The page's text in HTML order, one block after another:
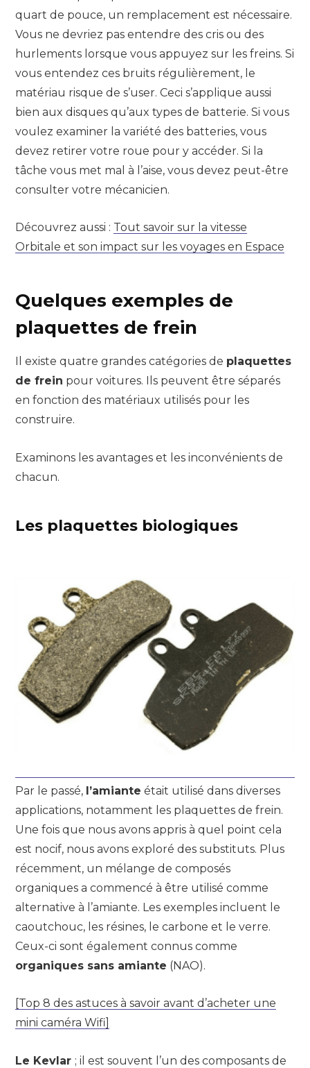
quart de pouce, un remplacement est nécessaire.
Vous ne devriez pas entendre des cris ou des
hurlements lorsque vous appuyez sur les freins. Si
vous entendez ces bruits régulièrement, le
matériau risque de s’user. Ceci s’applique aussi
bien aux disques qu’aux types de batterie. Si vous
voulez examiner la variété des batteries, vous
devez retirer votre roue pour y accéder. Si la
tâche vous met mal à l’aise, vous devez peut-être
consulter votre mécanicien.
Découvrez aussi : Tout savoir sur la vitesse
Orbitale et son impact sur les voyages en Espace
Quelques exemples de
plaquettes de frein
Il existe quatre grandes catégories de plaquettes
de frein pour voitures. Ils peuvent être séparés
en fonction des matériaux utilisés pour les
construire.
Examinons les avantages et les inconvénients de
chacun.
Les plaquettes biologiques
Par le passé, l’amiante était utilisé dans diverses
applications, notamment les plaquettes de frein.
Une fois que nous avons appris à quel point cela
est nocif, nous avons exploré des substituts. Plus
récemment, un mélange de composés
organiques a commencé à être utilisé comme
alternative à l’amiante. Les exemples incluent le
caoutchouc, les résines, le carbone et le verre.
Ceux-ci sont également connus comme
organiques sans amiante (NAO).
[Top 8 des astuces à savoir avant d’acheter une
mini caméra Wifi]
Le Kevlar ; il est souvent l’un des composants de